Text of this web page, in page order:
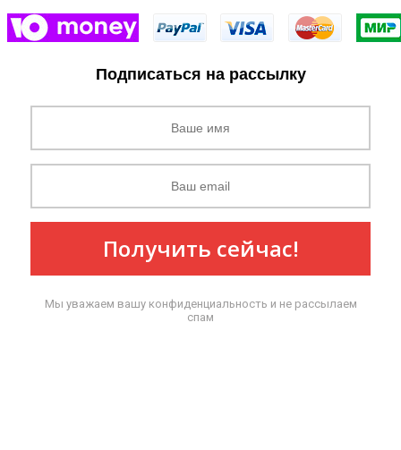
Подписаться на рассылку
Получить сейчас!
Мы уважаем вашу конфиденциальность и не рассылаем
спам